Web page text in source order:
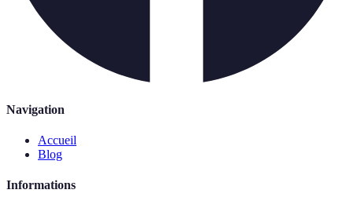
Navigation
Accueil
Blog
Informations